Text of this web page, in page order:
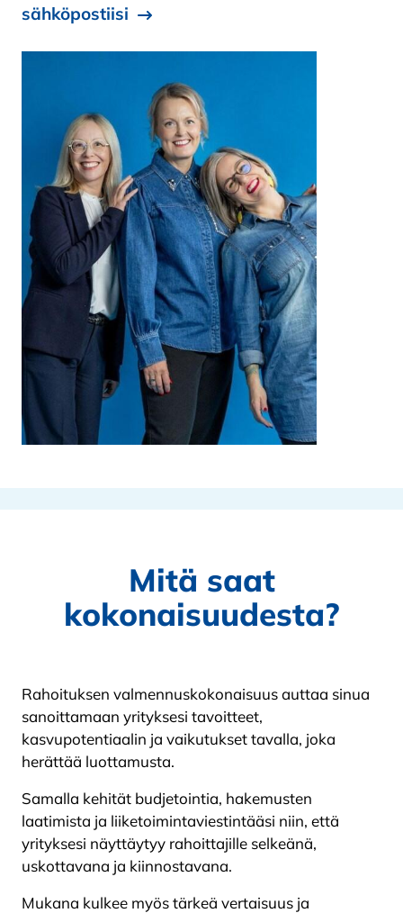
sähköpostiisi
Mitä saat
kokonaisuudesta?
Rahoituksen valmennuskokonaisuus auttaa sinua
sanoittamaan yrityksesi tavoitteet,
kasvupotentiaalin ja vaikutukset tavalla, joka
herättää luottamusta.
Samalla kehität budjetointia, hakemusten
laatimista ja liiketoimintaviestintääsi niin, että
yrityksesi näyttäytyy rahoittajille selkeänä,
uskottavana ja kiinnostavana.
Mukana kulkee myös tärkeä vertaisuus ja